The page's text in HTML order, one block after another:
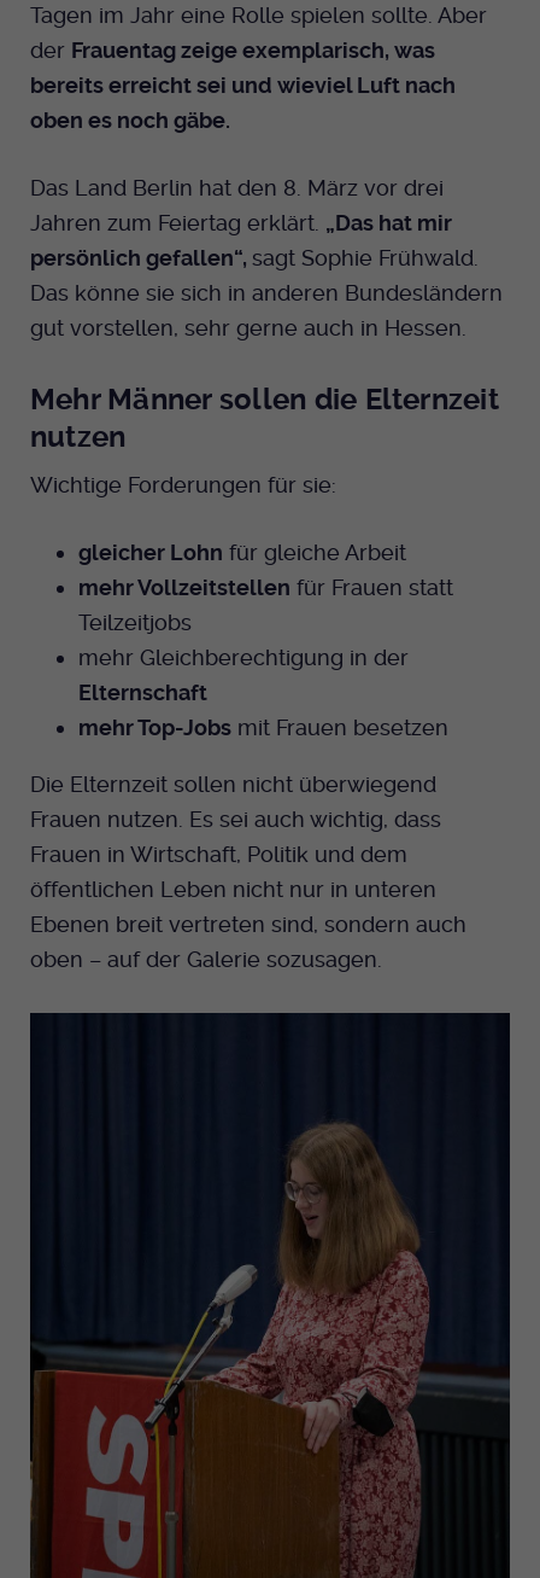
Tagen im Jahr eine Rolle spielen sollte. Aber
der Frauentag zeige exemplarisch, was
bereits erreicht sei und wieviel Luft nach
oben es noch gäbe.
Das Land Berlin hat den 8. März vor drei
Jahren zum Feiertag erklärt. „Das hat mir
persönlich gefallen“, sagt Sophie Frühwald.
Das könne sie sich in anderen Bundesländern
gut vorstellen, sehr gerne auch in Hessen.
Mehr Männer sollen die Elternzeit
nutzen
Wichtige Forderungen für sie:
gleicher Lohn für gleiche Arbeit
mehr Vollzeitstellen für Frauen statt
Teilzeitjobs
mehr Gleichberechtigung in der
Elternschaft
mehr Top-Jobs mit Frauen besetzen
Die Elternzeit sollen nicht überwiegend
Frauen nutzen. Es sei auch wichtig, dass
Frauen in Wirtschaft, Politik und dem
öffentlichen Leben nicht nur in unteren
Ebenen breit vertreten sind, sondern auch
oben – auf der Galerie sozusagen.